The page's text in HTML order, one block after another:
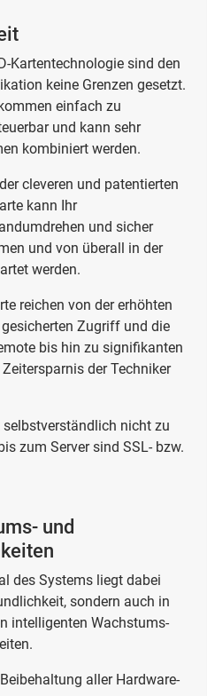
Kartentechnologie sind den
keine Grenzen gesetzt.
einfach zu
und kann sehr
kombiniert werden.
cleveren und patentierten
kann Ihr
und sicher
und von überall in der
werden.
reichen von der erhöhten
Zugriff und die
bis hin zu signifikanten
der Techniker
nicht zu
zum Server sind SSL- bzw.
und
des Systems liegt dabei
sondern auch in
intelligenten Wachstums-
aller Hardware-